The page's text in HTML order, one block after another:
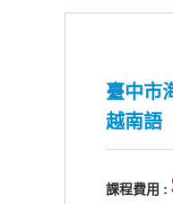
臺中市
越南語
課程費用 :